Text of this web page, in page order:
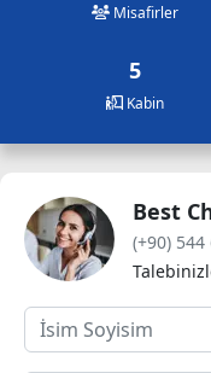
Misafirler
5
Kabin
Best
(+90) 544